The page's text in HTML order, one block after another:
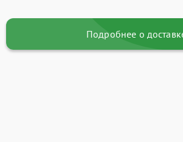
Подробнее о